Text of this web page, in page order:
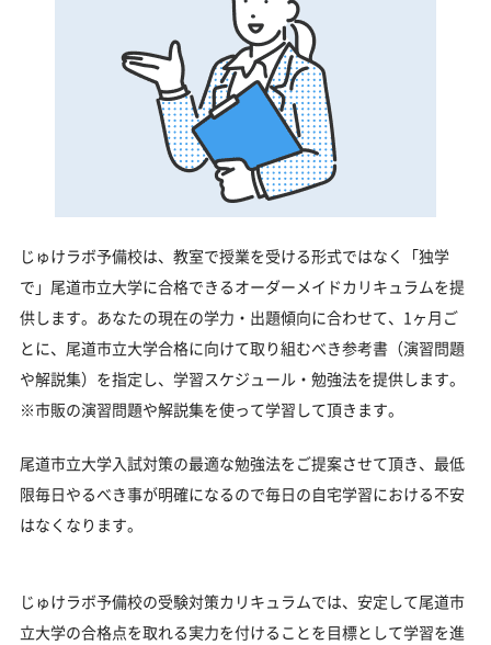
じゅけラボ予備校は、教室で授業を受ける形式ではなく「独学
で」尾道市立大学に合格できるオーダーメイドカリキュラムを提
供します。あなたの現在の学力・出題傾向に合わせて、1ヶ月ご
とに、尾道市立大学合格に向けて取り組むべき参考書（演習問題
や解説集）を指定し、学習スケジュール・勉強法を提供します。
※市販の演習問題や解説集を使って学習して頂きます。
尾道市立大学入試対策の最適な勉強法をご提案させて頂き、最低
限毎日やるべき事が明確になるので毎日の自宅学習における不安
はなくなります。
じゅけラボ予備校の受験対策カリキュラムでは、安定して尾道市
立大学の合格点を取れる実力を付けることを目標として学習を進